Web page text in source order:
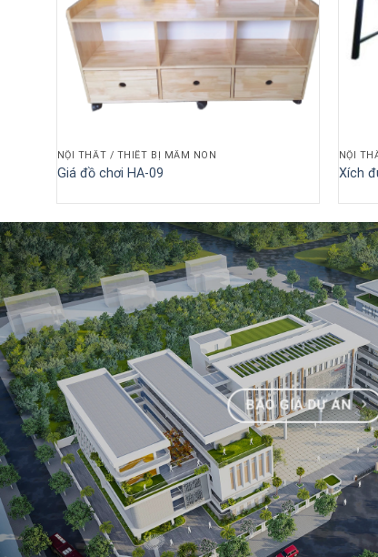
NỘI THẤT / THIẾT BỊ MẦM NON
Giá đồ chơi HA-09
NỘI
Xích
BÁO GIÁ DỰ ÁN